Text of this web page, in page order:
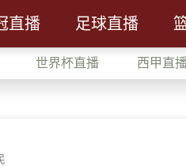
直播 足球直播
世界杯直播 西甲直